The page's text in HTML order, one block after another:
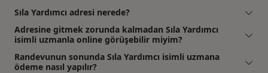
Sıla Yardımcı adresi nerede?
Adresine gitmek zorunda kalmadan Sıla Yardımcı
isimli uzmanla online görüşebilir miyim?
Randevunun sonunda Sıla Yardımcı isimli uzmana
ödeme nasıl yapılır?